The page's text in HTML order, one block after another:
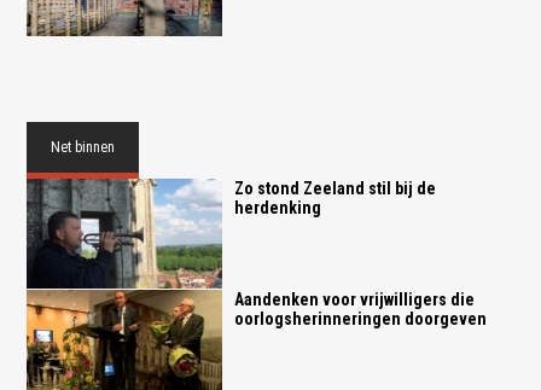
Net binnen
Zo stond Zeeland stil bij de
herdenking
Aandenken voor vrijwilligers die
oorlogsherinneringen doorgeven